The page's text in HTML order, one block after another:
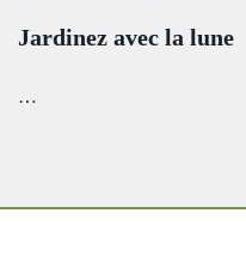
Jardinez avec la lune
…